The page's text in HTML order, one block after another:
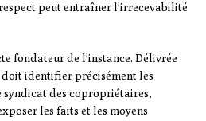
peut entraîner l’irrecevabilité
fondateur de l’instance. Délivrée
doit identifier précisément les
des copropriétaires,
les faits et les moyens